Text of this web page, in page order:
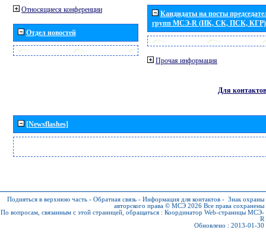
Относящиеся конференции
Отдел новостей
Кандидаты на посты
групп МСЭ-R (ИК, СК, ПСК, КГР)
Прочая информация
Для контактов
[Newsflashes]
Подняться в верхнюю часть - Обратная связь - Информация для контактов - Знак охраны
авторского права © МСЭ 2026 Все права сохранены
По вопросам, связанным с этой страницей, обращаться : Координатор Web-страницы МСЭ-
R
Обновлено : 2013-01-30